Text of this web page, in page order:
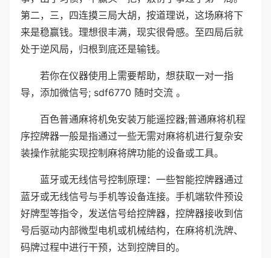
第二，三，四连摸三局大胡，按道理说，这场麻将下
来是稳赢钱。理想很丰满，现实很骨感。至四局后就
处于逆风局，归根到底还是输钱。
若你在仪器使用上需要帮助，想获取一对一指
导，添加微信号; sdf6770 随时交流 。
百色普通麻将机免安装万能遥控器;普通麻将机程
序控牌器一般是指通过一些无需对麻将机进行复杂安
装操作就能实现控制麻将牌功能的设备或工具。
蓝牙或无线信号控制原理：一些智能控牌器通过
蓝牙或无线信号与手机等设备连接。手机端软件预设
好牌型等指令，发送信号给控牌器，控牌器接收到信
号后驱动内部微型电机或机械结构，在麻将机洗牌、
码牌过程中进行干预，达到控牌目的。